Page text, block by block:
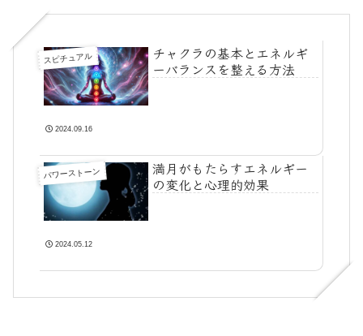
スピチュアル
チャクラの基本とエネルギ
ーバランスを整える方法
2024.09.16
パワーストーン
満月がもたらすエネルギー
の変化と心理的効果
2024.05.12